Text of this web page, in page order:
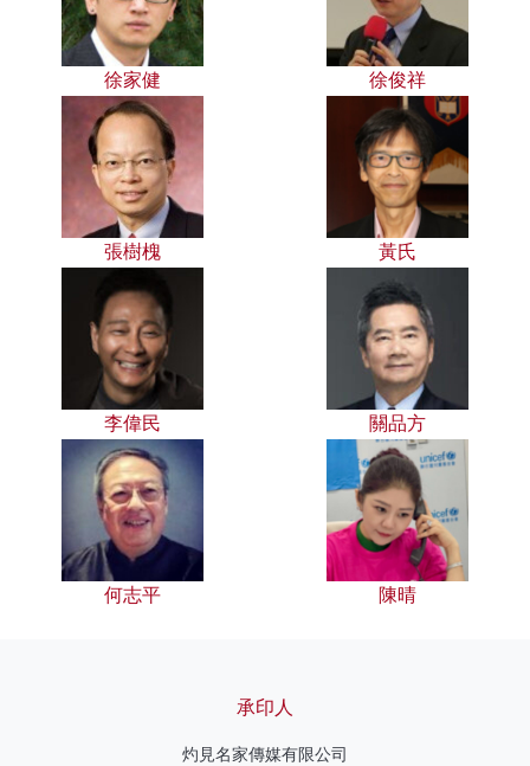
徐家健 徐俊祥
張樹槐 黃氏
李偉民 關品方
何志平 陳晴
承印人
灼見名家傳媒有限公司